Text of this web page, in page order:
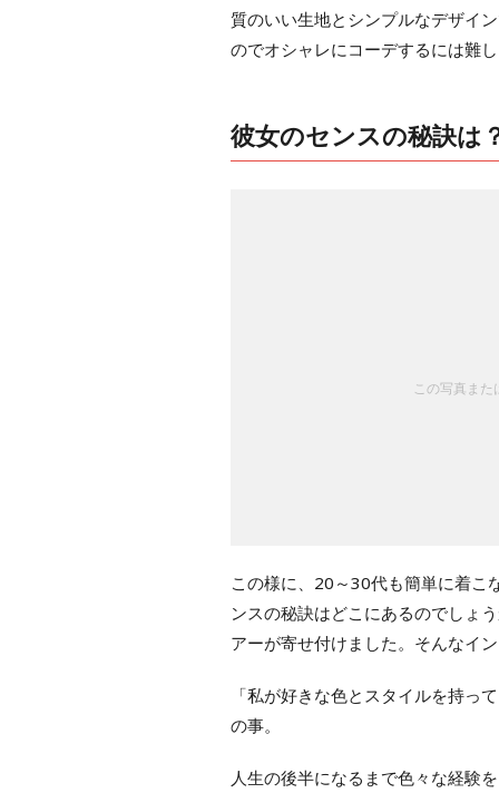
質のいい生地とシンプルなデザイ
のでオシャレにコーデするには難
彼女のセンスの秘訣は
この写真ま
この様に、20～30代も簡単に着こ
ンスの秘訣はどこにあるのでしょ
アーが寄せ付けました。そんなイ
「私が好きな色とスタイルを持っ
の事。
人生の後半になるまで色々な経験